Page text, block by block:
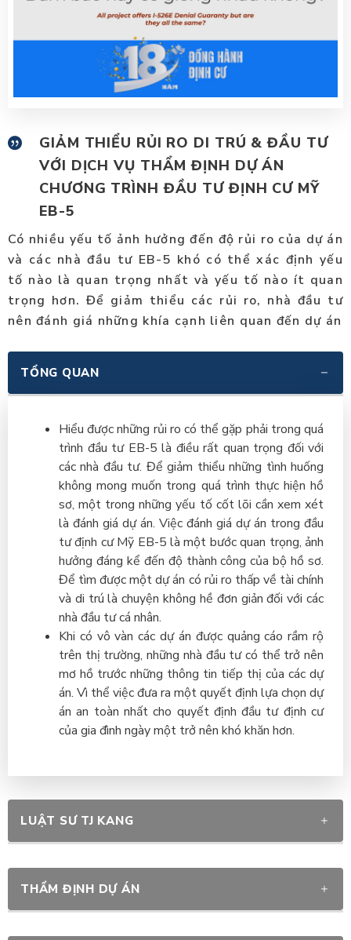
GIẢM THIỂU RỦI RO DI TRÚ & ĐẦU TƯ
VỚI DỊCH VỤ THẨM ĐỊNH DỰ ÁN
CHƯƠNG TRÌNH ĐẦU TƯ ĐỊNH CƯ MỸ
EB-5
Có nhiều yếu tố ảnh hưởng đến độ rủi ro của dự án
và các nhà đầu tư EB-5 khó có thể xác định yếu
tố nào là quan trọng nhất và yếu tố nào ít quan
trọng hơn. Để giảm thiểu các rủi ro, nhà đầu tư
nên đánh giá những khía cạnh liên quan đến dự án
TỔNG QUAN
Hiểu được những rủi ro có thể gặp phải trong quá
trình đầu tư EB-5 là điều rất quan trọng đối với
các nhà đầu tư. Để giảm thiểu những tình huống
không mong muốn trong quá trình thực hiện hồ
sơ, một trong những yếu tố cốt lõi cần xem xét
là đánh giá dự án. Việc đánh giá dự án trong đầu
tư định cư Mỹ EB-5 là một bước quan trọng, ảnh
hưởng đáng kể đến độ thành công của bộ hồ sơ.
Để tìm được một dự án có rủi ro thấp về tài chính
và di trú là chuyện không hề đơn giản đối với các
nhà đầu tư cá nhân.
Khi có vô vàn các dự án được quảng cáo rầm rộ
trên thị trường, những nhà đầu tư có thể trở nên
mơ hồ trước những thông tin tiếp thị của các dự
án. Vì thể việc đưa ra một quyết định lựa chọn dự
án an toàn nhất cho quyết định đầu tư định cư
của gia đình ngày một trở nên khó khăn hơn.
LUẬT SƯ TJ KANG
THẨM ĐỊNH DỰ ÁN